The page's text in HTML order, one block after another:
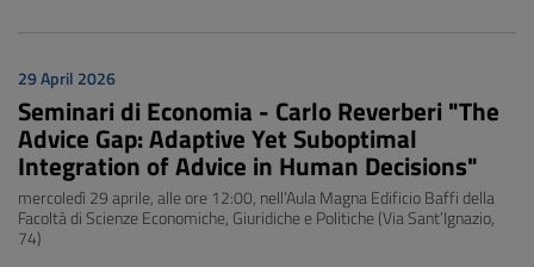
29 April 2026
Seminari di Economia - Carlo Reverberi "The
Advice Gap: Adaptive Yet Suboptimal
Integration of Advice in Human Decisions"
mercoledì 29 aprile, alle ore 12:00, nell’Aula Magna Edificio Baffi della
Facoltà di Scienze Economiche, Giuridiche e Politiche (Via Sant’Ignazio,
74)